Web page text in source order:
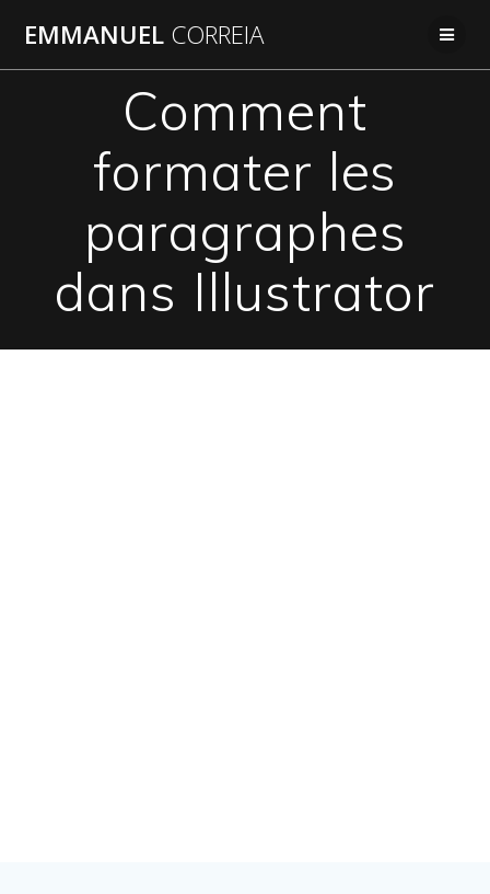
au
EMMANUEL CORREIA
Comment
formater les
paragraphes
dans Illustrator